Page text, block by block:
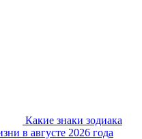
Какие знаки зодиака
в августе 2026 года